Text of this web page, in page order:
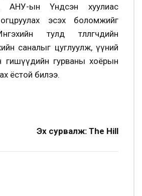
АНУ-ын Үндсэн хуулиас
огцруулах эсэх боломжийг
тулд төлөөлөгчдийн
саналыг цуглуулж, үүний
гишүүдийн гурваны хоёрын
ёстой билээ.
Эх сурвалж: The Hill